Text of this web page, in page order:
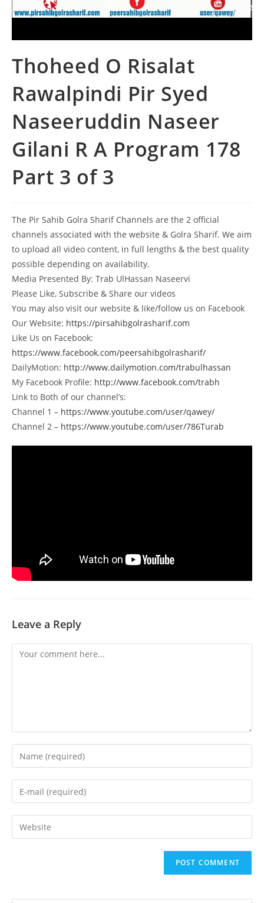
Thoheed O Risalat
Rawalpindi Pir Syed
Naseeruddin Naseer
Gilani R A Program 178
Part 3 of 3
The Pir Sahib Golra Sharif Channels are the 2 official
channels associated with the website & Golra Sharif. We aim
to upload all video content, in full lengths & the best quality
possible depending on availability.
Media Presented By: Trab UlHassan Naseervi
Please Like, Subscribe & Share our videos
You may also visit our website & like/follow us on Facebook
Our Website: https://pirsahibgolrasharif.com
Like Us on Facebook:
https://www.facebook.com/peersahibgolrasharif/
DailyMotion: http://www.dailymotion.com/trabulhassan
My Facebook Profile: http://www.facebook.com/trabh
Link to Both of our channel’s:
Channel 1 – https://www.youtube.com/user/qawey/
Channel 2 – https://www.youtube.com/user/786Turab
Leave a Reply
Comment
Enter
your
name
comment
Enter
your
email
address
Enter
your